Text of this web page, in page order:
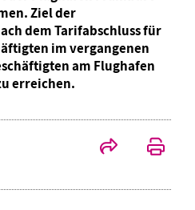
Ziel der
dem Tarifabschluss für
im vergangenen
am Flughafen
erreichen.